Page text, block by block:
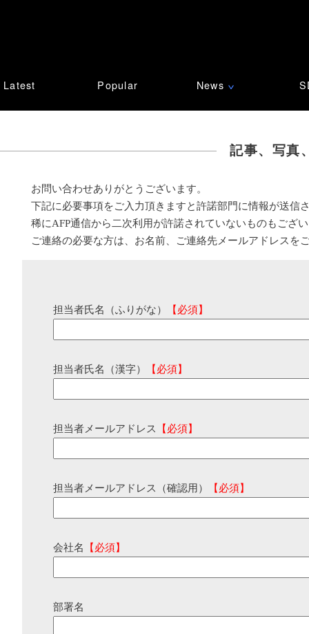
Latest Popular News ∨
記事、写真
お問い合わせありがとうございます。
下記に必要事項をご入力頂きますと許諾部門に情報が送信
稀にAFP通信から二次利用が許諾されていないものもござ
ご連絡の必要な方は、お名前、ご連絡先メールアドレスを
担当者氏名（ふりがな） 【必須】
担当者氏名（漢字） 【必須】
担当者メールアドレス 【必須】
担当者メールアドレス（確認用） 【必須】
会社名 【必須】
部署名